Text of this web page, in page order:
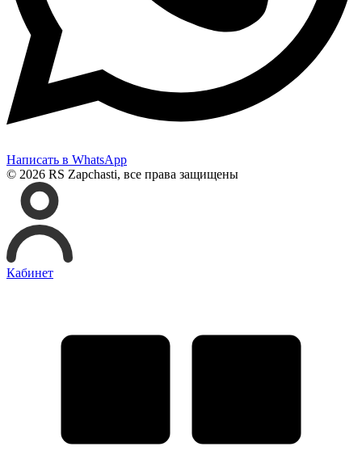
Написать в WhatsApp
© 2026 RS Zapchasti, все права защищены
Кабинет